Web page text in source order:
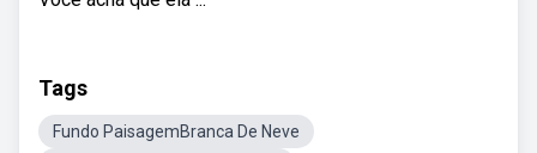
Tags
Fundo PaisagemBranca De Neve